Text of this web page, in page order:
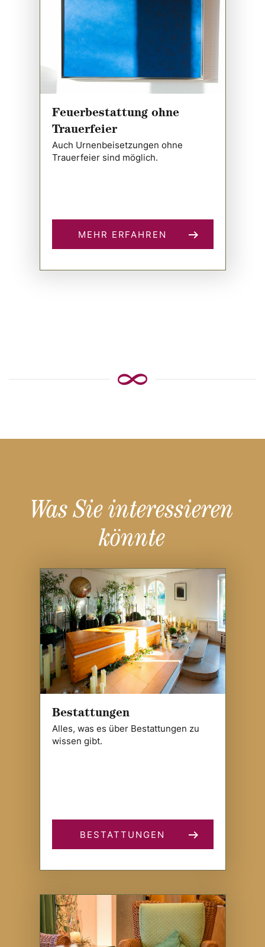
Feuerbestattung ohne
Trauerfeier
Auch Urnenbeisetzungen ohne
Trauerfeier sind möglich.
MEHR ERFAHREN
Was Sie interessieren
könnte
Bestattungen
Alles, was es über Bestattungen zu
wissen gibt.
BESTATTUNGEN